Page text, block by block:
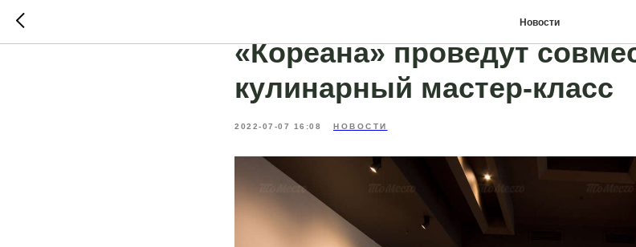
Новости
19 июля «Открывая двери»
«Кореана» проведут
кулинарный мастер-класс
2022-07-07 16:08 НОВОСТИ